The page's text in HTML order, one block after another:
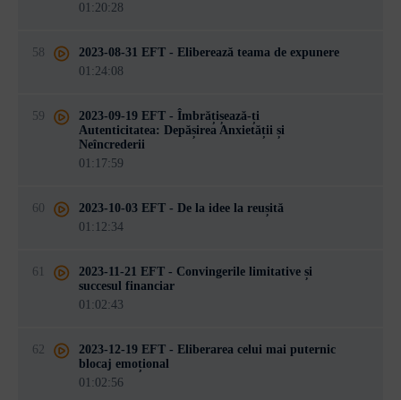
01:20:28
58
2023-08-31 EFT - Eliberează teama de expunere
01:24:08
59
2023-09-19 EFT - Îmbrățișează-ți
Autenticitatea: Depășirea Anxietății și
Neîncrederii
01:17:59
60
2023-10-03 EFT - De la idee la reușită
01:12:34
61
2023-11-21 EFT - Convingerile limitative și
succesul financiar
01:02:43
62
2023-12-19 EFT - Eliberarea celui mai puternic
blocaj emoțional
01:02:56